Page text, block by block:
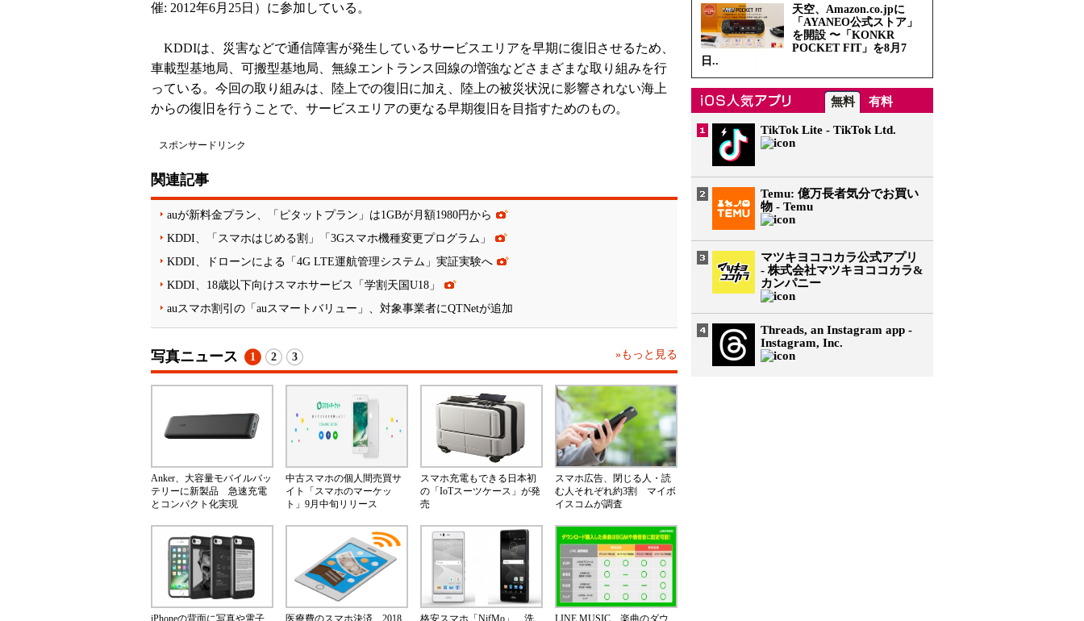
催: 2012年6月25日）に参加している。
KDDIは、災害などで通信障害が発生しているサービスエリアを早期に復旧させるため、
車載型基地局、可搬型基地局、無線エントランス回線の増強などさまざまな取り組みを行
っている。今回の取り組みは、陸上での復旧に加え、陸上の被災状況に影響されない海上
からの復旧を行うことで、サービスエリアの更なる早期復旧を目指すためのもの。
スポンサードリンク
関連記事
auが新料金プラン、「ピタットプラン」は1GBが月額1980円から
KDDI、「スマホはじめる割」「3Gスマホ機種変更プログラム」
KDDI、ドローンによる「4G LTE運航管理システム」実証実験へ
KDDI、18歳以下向けスマホサービス「学割天国U18」
auスマホ割引の「auスマートバリュー」、対象事業者にQTNetが追加
写真ニュース »もっと見る
1 2 3
Anker、大容量モバイルバッ
テリーに新製品 急速充電
とコンパクト化実現
中古スマホの個人間売買サ
イト「スマホのマーケッ
ト」9月中旬リリース
スマホ充電もできる日本初
の「IoTスーツケース」が発
売
スマホ広告、閉じる人・読
む人それぞれ約3割 マイボ
イスコムが調査
iPhoneの背面に写真や電子
医療費のスマホ決済、2018
格安スマホ「NifMo」 洗
LINE MUSIC、楽曲のダウ
天空、Amazon.co.jpに
「AYANEO公式ストア」
を開設 〜「KONKR
POCKET FIT」を8月7
日..
無料 有料
TikTok Lite - TikTok Ltd.
Temu: 億万長者気分でお買い
物 - Temu
マツキヨココカラ公式アプリ
- 株式会社マツキヨココカラ&
カンパニー
Threads, an Instagram app -
Instagram, Inc.